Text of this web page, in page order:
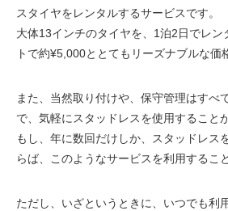
スタイヤをレンタルするサービスです。
大体13インチのタイヤを、1泊2日でレン
トで約¥5,000ととてもリーズナブルな価
また、当然取り付けや、保守管理はすべ
で、気軽にスタッドレスを使用すること
もし、年に数回だけしか、スタッドレス
らば、このようなサービスを利用するこ
ただし、いざというときに、いつでも利